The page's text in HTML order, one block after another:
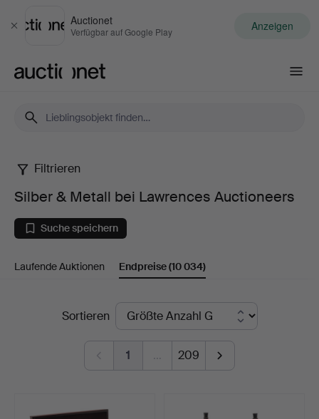
Schließen
Auctionet
Verfügbar auf Google Play Anzeigen
Silber
Metall
bei
Lawrences
Auctioneers
Filtrieren
Silber & Metall bei Lawrences Auctioneers
Suche speichern
Laufende Auktionen Endpreise(10 034)
EndpreiseSortieren
1 … 209